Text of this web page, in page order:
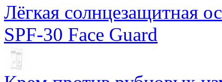
Лёгкая солнцезащитная
SPF-30 Face Guard